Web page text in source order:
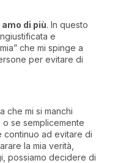
di più. In questo
e
che mi spinge a
per evitare di
che mi si manchi
se semplicemente
continuo ad evitare di
la mia verità,
possiamo decidere di